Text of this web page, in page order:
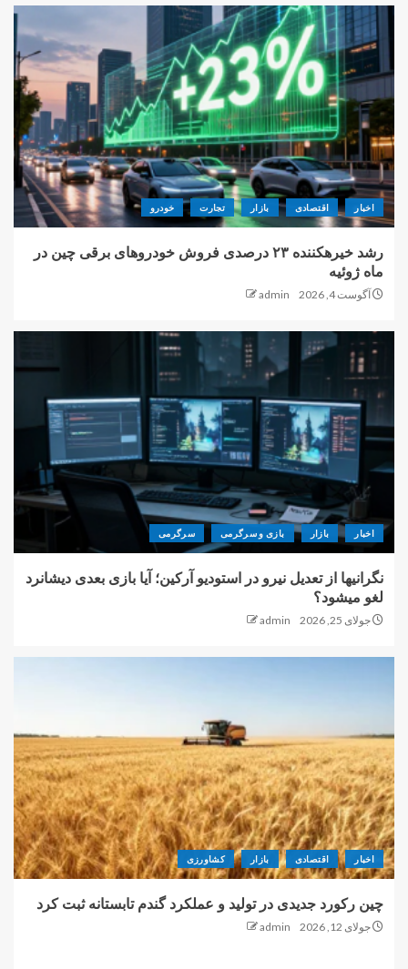
اخبار اقتصادی بازار تجارت خودرو
رشد خیرهکننده ۲۳ درصدی فروش خودروهای برقی چین در
ماه ژوئیه
آگوست 4, 2026 admin
اخبار بازار بازی و سرگرمی سرگرمی
نگرانیها از تعدیل نیرو در استودیو آرکین؛ آیا بازی بعدی دیشانرد
لغو میشود؟
جولای 25, 2026 admin
اخبار اقتصادی بازار کشاورزی
چین رکورد جدیدی در تولید و عملکرد گندم تابستانه ثبت کرد
جولای 12, 2026 admin